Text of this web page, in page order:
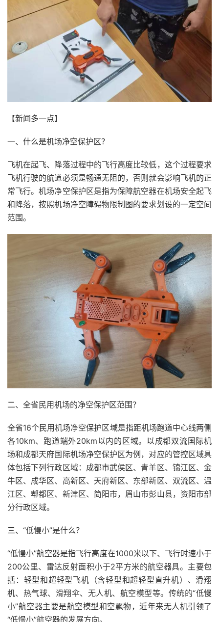
【新闻多一点】
一、什么是机场净空保护区？
飞机在起飞、降落过程中的飞行高度比较低，这个过程要求
飞机行驶的航道必须是畅通无阻的，否则就会影响飞机的正
常飞行。机场净空保护区是指为保障航空器在机场安全起飞
和降落，按照机场净空障碍物限制图的要求划设的一定空间
范围。
二、全省民用机场的净空保护区范围？
全省16个民用机场净空保护区域是指距机场跑道中心线两侧
各10km、跑道端外20km以内的区域。以成都双流国际机
场和成都天府国际机场净空保护区为例，对应的管控区域具
体包括下列行政区域：成都市武侯区、青羊区、锦江区、金
牛区、成华区、高新区、天府新区、东部新区、双流区、温
江区、郫都区、新津区、简阳市，眉山市彭山县，资阳市部
分行政区域。
三、“低慢小”是什么？
“低慢小”航空器是指飞行高度在1000米以下、飞行时速小于
200公里、雷达反射面积小于2平方米的航空器具。主要包
括：轻型和超轻型飞机（含轻型和超轻型直升机）、滑翔
机、热气球、滑翔伞、无人机、航空模型等。传统的“低慢
小”航空器主要是航空模型和空飘物，近年来无人机引领了
“低慢小”航空器的发展方向。